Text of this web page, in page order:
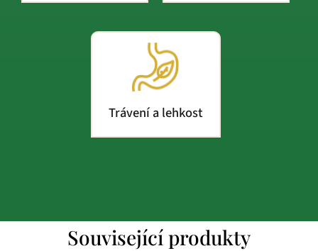
Trávení a lehkost
Související produkty